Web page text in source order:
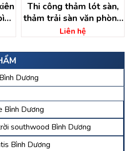
Dương
Bình Dương
southwood Bình Dương
Bình Dương
Thi công thảm lót sàn,
thảm trải sàn văn phòng
bình dương
Liên hệ